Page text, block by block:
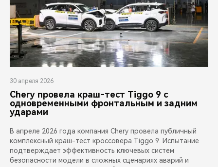
30 апреля 2026
Chery провела краш-тест Tiggo 9 с
одновременными фронтальным и задним
ударами
В апреле 2026 года компания Chery провела публичный
комплексный краш-тест кроссовера Tiggo 9. Испытание
подтверждает эффективность ключевых систем
безопасности модели в сложных сценариях аварий и